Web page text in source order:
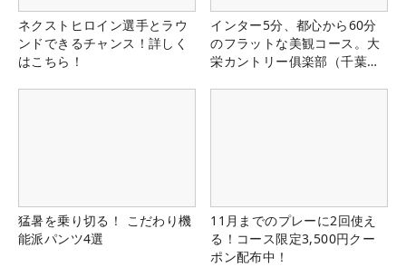
ネクストヒロイン選手とラウ
ンドできるチャンス！詳しく
はこちら！
インター5分、都心から60分
のフラットな美観コース。大
栄カントリー俱楽部（千葉
猛暑を乗り切る！ こだわり機
能派パンツ4選
11月までのプレーに2回使え
る！コース限定3,500円クー
ポン配布中！